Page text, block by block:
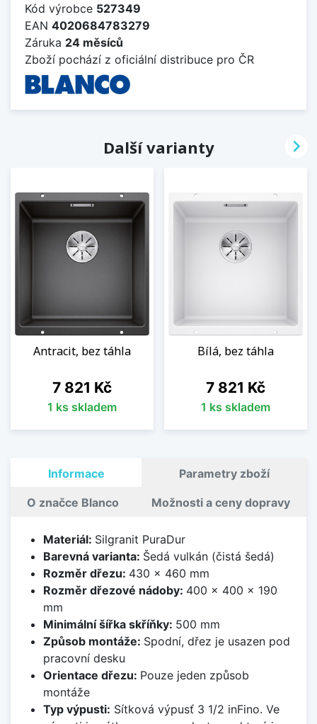
Kód výrobce 527349
EAN 4020684783279
Záruka 24 měsíců
Zboží pochází z oficiální distribuce pro ČR
Další varianty
Antracit, bez táhla
Cena
7 821 Kč
1 ks skladem
Bílá, bez táhla
Cena
7 821 Kč
1 ks skladem

Informace Parametry zboží
O značce Blanco Možnosti a ceny dopravy
Materiál: Silgranit PuraDur
Barevná varianta: Šedá vulkán (čistá šedá)
Rozměr dřezu: 430 x 460 mm
Rozměr dřezové nádoby: 400 x 400 x 190
mm
Minimální šířka skříňky: 500 mm
Způsob montáže: Spodní, dřez je usazen pod
pracovní desku
Orientace dřezu: Pouze jeden způsob
montáže
Typ výpusti: Sítková výpusť 3 1/2 inFino. Ve